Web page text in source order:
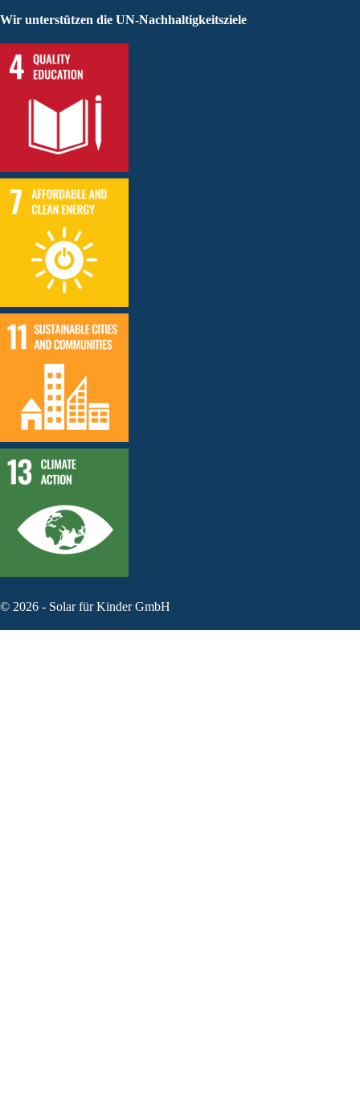
Wir unterstützen die UN-Nachhaltigkeitsziele
© 2026 - Solar für Kinder GmbH